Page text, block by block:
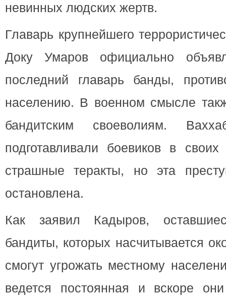
невинных людских жертв.
Главарь крупнейшего
Доку Умаров официально
последний главарь банды,
населению. В военном смысле
бандитским своеволиям.
подготавливали боевиков в
страшные теракты, но эта
остановлена.
Как заявил Кадыров,
бандиты, которых насчитывается
смогут угрожать местному
ведется постоянная и вскоре